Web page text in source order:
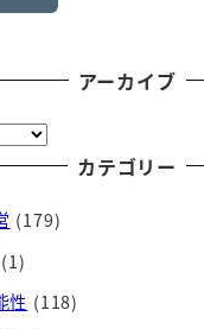
アーカイブ
カテゴリー
(179)
(1)
性 (118)